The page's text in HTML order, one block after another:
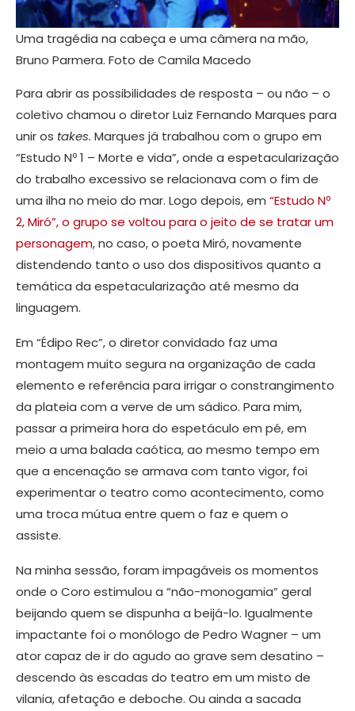
Uma tragédia na cabeça e uma câmera na mão,
Bruno Parmera. Foto de Camila Macedo
Para abrir as possibilidades de resposta – ou não – o
coletivo chamou o diretor Luiz Fernando Marques para
unir os takes. Marques já trabalhou com o grupo em
“Estudo Nº 1 – Morte e vida”, onde a espetacularização
do trabalho excessivo se relacionava com o fim de
uma ilha no meio do mar. Logo depois, em “Estudo Nº
2, Miró”, o grupo se voltou para o jeito de se tratar um
personagem, no caso, o poeta Miró, novamente
distendendo tanto o uso dos dispositivos quanto a
temática da espetacularização até mesmo da
linguagem.
Em “Édipo Rec”, o diretor convidado faz uma
montagem muito segura na organização de cada
elemento e referência para irrigar o constrangimento
da plateia com a verve de um sádico. Para mim,
passar a primeira hora do espetáculo em pé, em
meio a uma balada caótica, ao mesmo tempo em
que a encenação se armava com tanto vigor, foi
experimentar o teatro como acontecimento, como
uma troca mútua entre quem o faz e quem o
assiste.
Na minha sessão, foram impagáveis os momentos
onde o Coro estimulou a “não-monogamia” geral
beijando quem se dispunha a beijá-lo. Igualmente
impactante foi o monólogo de Pedro Wagner – um
ator capaz de ir do agudo ao grave sem desatino –
descendo às escadas do teatro em um misto de
vilania, afetação e deboche. Ou ainda a sacada